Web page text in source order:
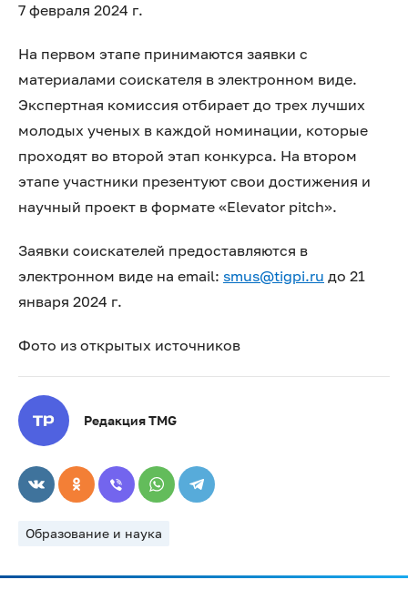
7 февраля 2024 г.
На первом этапе принимаются заявки с
материалами соискателя в электронном виде.
Экспертная комиссия отбирает до трех лучших
молодых ученых в каждой номинации, которые
проходят во второй этап конкурса. На втором
этапе участники презентуют свои достижения и
научный проект в формате «Elevator pitch».
Заявки соискателей предоставляются в
электронном виде на email: smus@tigpi.ru до 21
января 2024 г.
Фото из открытых источников
Редакция TMG
Образование и наука